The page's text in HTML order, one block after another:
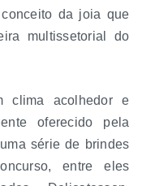
da joia que
multissetorial do
clima acolhedor e
oferecido pela
série de brindes
entre eles